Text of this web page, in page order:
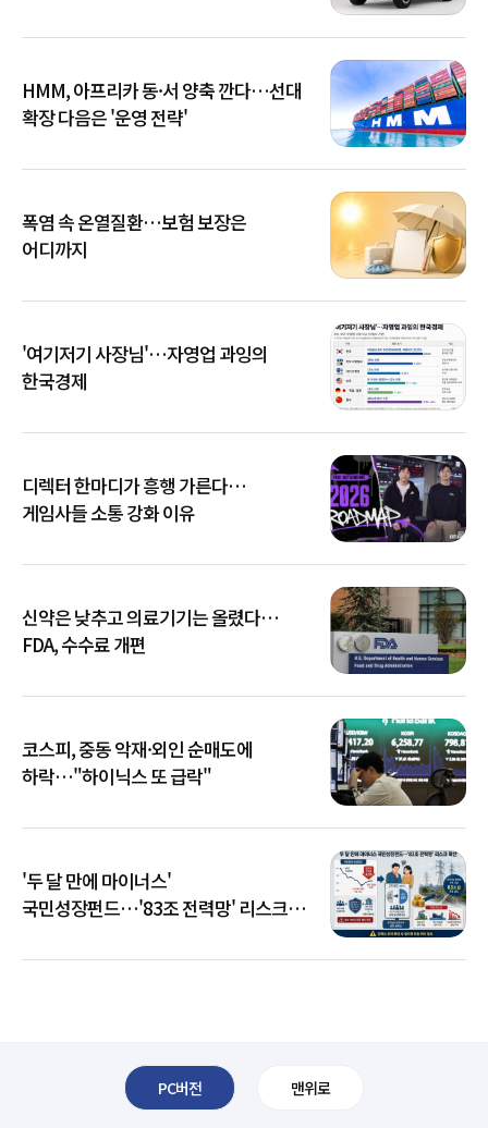
HMM, 아프리카 동·서 양축 깐다…선대
확장 다음은 '운영 전략'
폭염 속 온열질환…보험 보장은
어디까지
'여기저기 사장님'…자영업 과잉의
한국경제
디렉터 한마디가 흥행 가른다…
게임사들 소통 강화 이유
신약은 낮추고 의료기기는 올렸다…
FDA, 수수료 개편
코스피, 중동 악재·외인 순매도에
하락…"하이닉스 또 급락"
'두 달 만에 마이너스'
국민성장펀드…'83조 전력망' 리스크
PC버전 맨위로